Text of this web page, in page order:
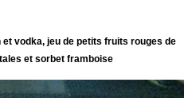
vodka, jeu de petits fruits rouges de
et sorbet framboise